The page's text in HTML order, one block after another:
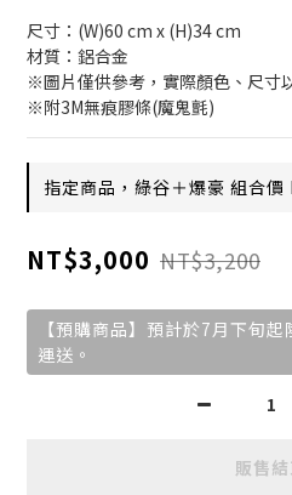
尺寸：(W)60 cm x (H)34 cm
材質：鋁合金
※圖片僅供參考，實際顏色、尺寸
※附3M無痕膠條(魔鬼氈)
指定商品，綠谷＋爆豪 組合
NT$3,000 NT$3,200
【預購商品】預計於7月下旬
運送。
販售